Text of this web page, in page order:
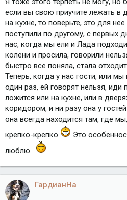
если вы свою приучите лежать в
на кухне, то поверьте, это для
поступили по другому, с первых
нас, когда мы ели и Лада
колени и просила, говорили
быстро все поняла, стала
Теперь, когда у нас гости, или
один раз, ей говорят нельзя, иди
ложится или на кухне, или в
коридором, и ни разу она у
она всегда находится там, где
крепко-крепко
Это
люблю
ГардианНа